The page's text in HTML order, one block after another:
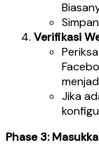
Verifikasi
Periksa
Jika
Phase 3: